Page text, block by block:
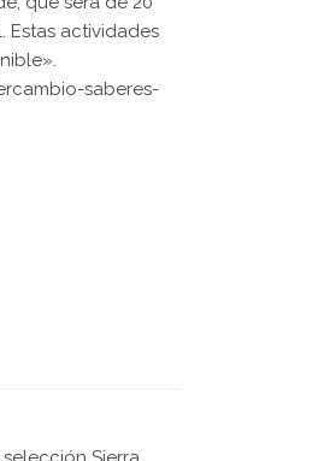
Estas actividades
saberes-